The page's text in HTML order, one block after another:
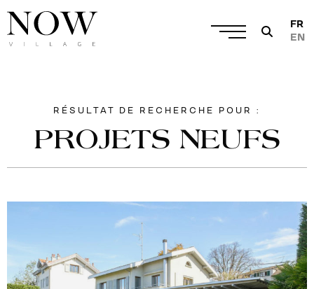
FR
EN
RÉSULTAT DE RECHERCHE POUR :
PROJETS NEUFS